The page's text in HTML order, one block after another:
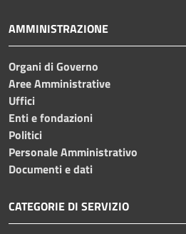
AMMINISTRAZIONE
Organi di Governo
Aree Amministrative
Uffici
Enti e fondazioni
Politici
Personale Amministrativo
Documenti e dati
CATEGORIE DI SERVIZIO